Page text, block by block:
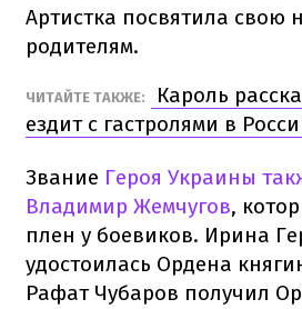
Артистка посвятила свою
родителям.
ЧИТАЙТЕ ТАКЖЕ:
Кароль
ездит с гастролями в
Звание Героя Украины
Владимир Жемчугов,
плен у боевиков. Ирина
удостоилась Ордена
Рафат Чубаров получил